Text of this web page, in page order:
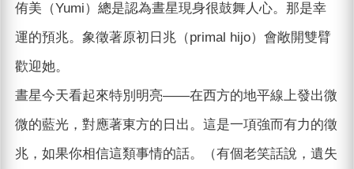
侑美（Yumi）總是認為晝星現身很鼓舞人心。那是幸
運的預兆。象徵著原初日兆（primal hijo）會敞開雙臂
歡迎她。
晝星今天看起來特別明亮——在西方的地平線上發出微
微的藍光，對應著東方的日出。這是一項強而有力的徵
兆，如果你相信這類事情的話。（有個老笑話說，遺失